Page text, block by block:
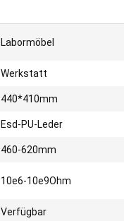
Labormöbel
Werkstatt
440*410mm
Esd-PU-Leder
460-620mm
10e6-10e9Ohm
Verfügbar